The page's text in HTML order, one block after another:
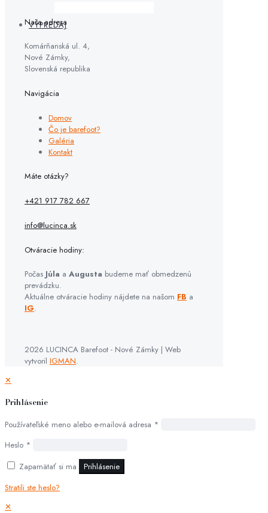
VÝPREDAJ
Naša adresa
Komárňanská ul. 4,
Nové Zámky,
Slovenská republika
Navigácia
Domov
Čo je barefoot?
Galéria
Kontakt
Máte otázky?
+421 917 782 667
info@lucinca.sk
Otváracie hodiny:
Počas Júla a Augusta budeme mať obmedzenú
prevádzku.
Aktuálne otváracie hodiny nájdete na našom FB a
IG.
2026 LUCINCA Barefoot - Nové Zámky | Web
vytvoril IGMAN.
✕
Prihlásenie
Používateľské meno alebo e-mailová adresa *
Heslo *
Zapamätať si ma
Prihlásenie
Stratili ste heslo?
✕